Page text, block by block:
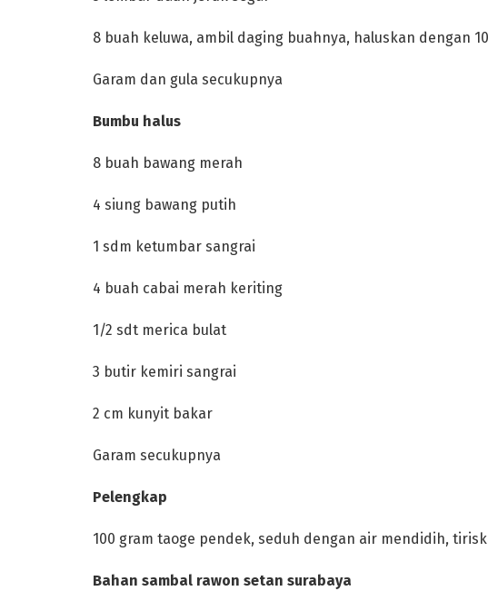
‎8 buah keluwa, ambil daging buahnya, haluskan dengan
‎Garam dan gula secukupnya
‎Bumbu halus
‎8 buah bawang merah
‎4 siung bawang putih
‎1 sdm ketumbar sangrai
‎4 buah cabai merah keriting
‎1/2 sdt merica bulat
‎3 butir kemiri sangrai
‎2 cm kunyit bakar
‎Garam secukupnya
‎Pelengkap
‎100 gram taoge pendek, seduh dengan air mendidih,
‎Bahan sambal rawon setan surabaya